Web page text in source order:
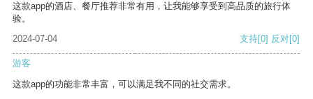
这款app的酒店、餐厅推荐非常有用，让我能够享受到高品质的旅行体
验。
2024-07-04
支持[0] 反对[0]
游客
这款app的功能非常丰富，可以满足我不同的社交需求。